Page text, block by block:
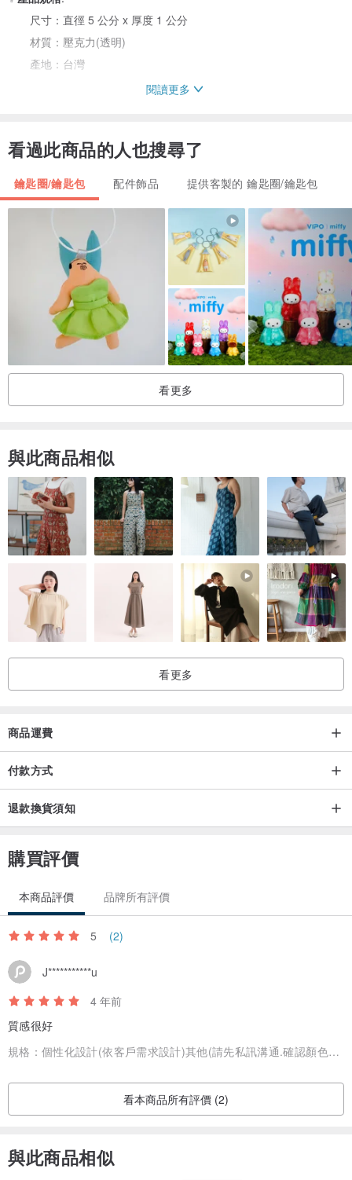
尺寸：直徑 5 公分 x 厚度 1 公分
材質：壓克力(透明)
產地：台灣
※ 請勿重摔
考
※ 可根據需求重新設計圖案 (歡迎私訊詢問)
※ 大量訂製另有優惠，歡迎私訊詢問~
閱讀更多
看過此商品的人也搜尋了
鑰匙圈/鑰匙包 配件飾品 提供客製的 鑰匙圈/鑰匙包
看更多
與此商品相似
看更多
商品運費
付款方式
退款換貨須知
購買評價
本商品評價 品牌所有評價
5 (2)
J***********u
4 年前
質感很好
規格：個性化設計(依客戶需求設計)其他(請先私訊溝通.確認顏色後再下單)
看本商品所有評價 (2)
與此商品相似